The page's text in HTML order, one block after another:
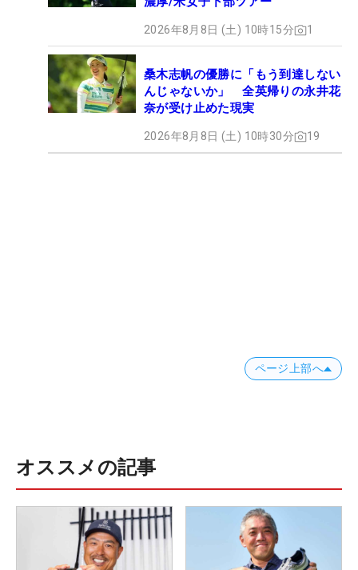
2026年8月8日 (土) 10時15分 1
桑木志帆の優勝に「もう到達しない
んじゃないか」 全英帰りの永井花
奈が受け止めた現実
2026年8月8日 (土) 10時30分 19
ページ上部へ
オススメの記事